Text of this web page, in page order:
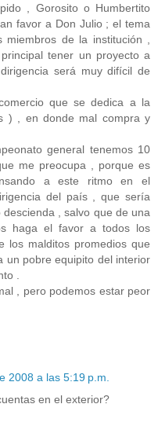
, Gorosito o Humbertito
favor a Don Julio ; el tema
de la institución ,
tener un proyecto a
será muy difícil de
que se dedica a la
) , en donde mal compra y
general tenemos 10
me preocupa , porque es
a este ritmo en el
del país , que sería
, salvo que de una
haga el favor a todos los
los malditos promedios que
un pobre equipito del interior
.
, pero podemos estar peor
2008 a las 5:19 p.m.
en el exterior?